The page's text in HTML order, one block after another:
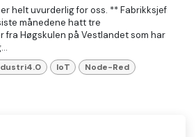
helt uvurderlig for oss. ** Fabrikksjef
månedene hatt tre
Høgskulen på Vestlandet som har
IoT Node-Red